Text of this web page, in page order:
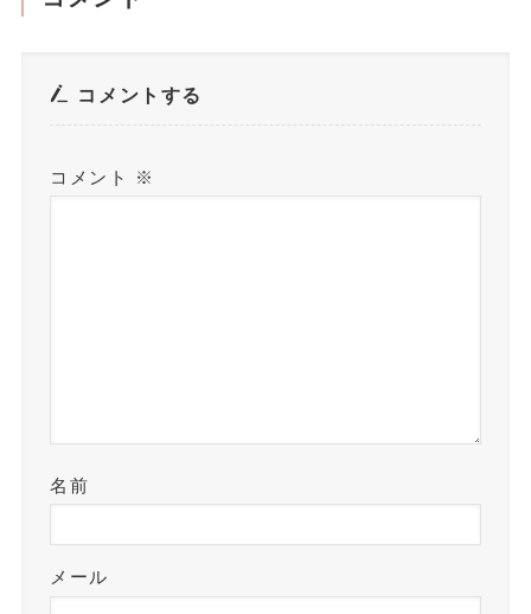
コメントする
コメント ※
名前
メール